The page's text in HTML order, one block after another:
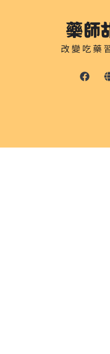
藥師
改變吃藥